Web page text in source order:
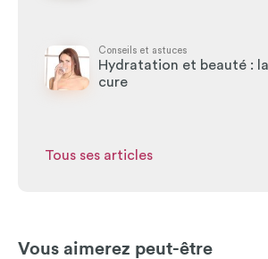
Conseils et astuces
Hydratation et beauté :
cure
Tous ses articles
Vous aimerez peut-être